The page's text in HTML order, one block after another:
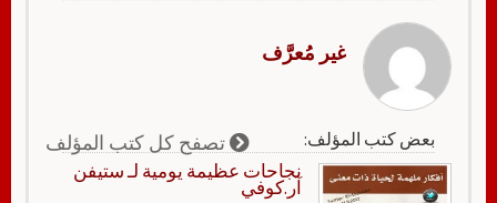
غير مُعرَّف
بعض كتب المؤلف: تصفح كل كتب المؤلف
نجاحات عظيمة يومية لـ ستيفن
آر.كوفي